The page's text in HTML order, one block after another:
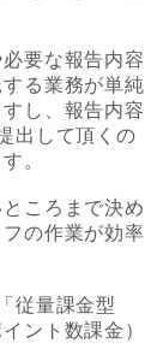
要な報告内容
る業務が単純
し、報告内容
出して頂くの
。
ころまで決め
の作業が効率
従量課金型
ント数課金）